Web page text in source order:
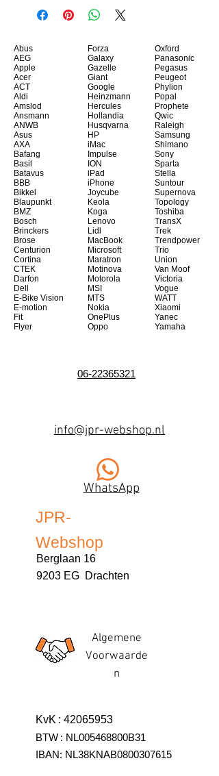
Abus
AEG
Apple
Acer
ACT
Aldi
Amslod
Ansmann
ANWB
Asus
AXA
Bafang
Basil
Batavus
BBB
Bikkel
Blaupunkt
BMZ
Bosch
Brinckers
Brose
Centurion
Cortina
CTEK
Darfon
Dell
E-Bike Vision
E-motion
Fit
Flyer
Forza
Galaxy
Gazelle
Giant
Google
Heinzmann
Hercules
Hollandia
Husqvarna
HP
iMac
Impulse
ION
iPad
iPhone
Joycube
Keola
Koga
Lenovo
Lidl
MacBook
Microsoft
Maratron
Motinova
Motorola
MSI
MTS
Nokia
OnePlus
Oppo
Oxford
Panasonic
Pegasus
Peugeot
Phylion
Popal
Prophete
Qwic
Raleigh
Samsung
Shimano
Sony
Sparta
Stella
Suntour
Supernova
Topology
Toshiba
TransX
Trek
Trendpower
Trio
Union
Van Moof
Victoria
Vogue
WATT
Xiaomi
Yanec
Yamaha
06-22365321
info@jpr-webshop.nl
WhatsApp
JPR-
Webshop
Berglaan 16
9203 EG Drachten
Algemene
Voorwaarde
n
KvK : 42065953
BTW : NL005468800B31
IBAN: NL38KNAB0800307615